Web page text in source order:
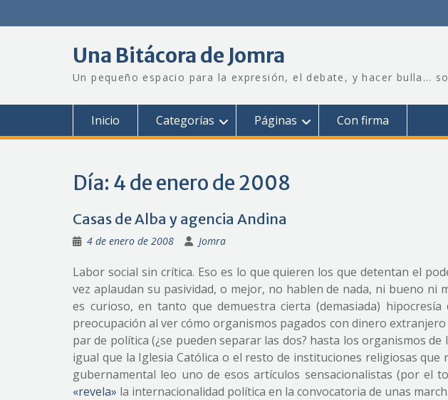
Una Bitácora de Jomra
Un pequeño espacio para la expresión, el debate, y hacer bulla…
Inicio Categorías Páginas Con firma
Día: 4 de enero de 2008
Casas de Alba y agencia Andina
4 de enero de 2008 Jomra
Labor social sin crítica. Eso es lo que quieren los que detentan el
vez aplaudan su pasividad, o mejor, no hablen de nada, ni bueno ni
es curioso, en tanto que demuestra cierta (demasiada)
preocupación al ver cómo organismos pagados con dinero extranjero
par de política (¿se pueden separar las dos? hasta los organismos
igual que la Iglesia Católica o el resto de instituciones religiosas que
gubernamental leo uno de esos artículos sensacionalistas (por el
«revela» la internacionalidad política en la convocatoria de unas